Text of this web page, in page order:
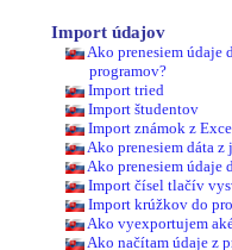
Import údajov
Ako prenesiem údaje
programov?
Import tried
Import študentov
Import známok z
Ako prenesiem dáta z
Ako prenesiem údaje
Import čísel tlačív
Import krúžkov do
Ako vyexportujem
Ako načítam údaje z